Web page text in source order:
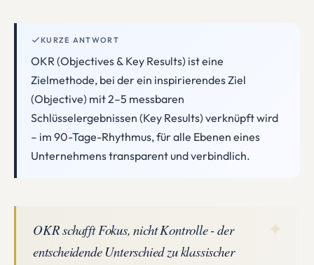
KURZE ANTWORT
OKR (Objectives & Key Results) ist eine
Zielmethode, bei der ein inspirierendes Ziel
(Objective) mit 2–5 messbaren
Schlüsselergebnissen (Key Results) verknüpft wird
– im 90-Tage-Rhythmus, für alle Ebenen eines
Unternehmens transparent und verbindlich.
✦
OKR schafft Fokus, nicht Kontrolle - der
entscheidende Unterschied zu klassischer